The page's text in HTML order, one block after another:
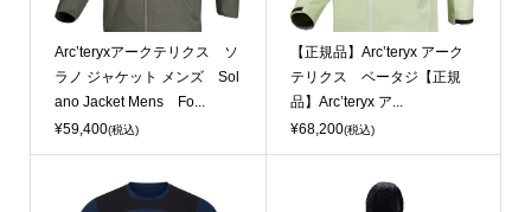
Arc’teryxアークテリクス ソ
ラノ ジャケット メンズ Sol
ano Jacket Mens Fo...
¥59,400(税込)
【正規品】Arc’teryx アーク
テリクス ベータジ【正規
品】Arc’teryx ア...
¥68,200(税込)